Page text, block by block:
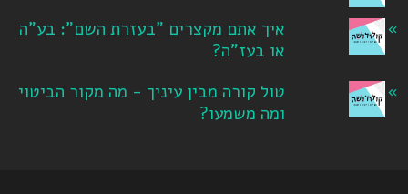
איך אתם מקצרים "בעזרת השם": בע"ה
או בעז"ה?
טול קורה מבין עיניך - מה מקור הביטוי
ומה משמעו?